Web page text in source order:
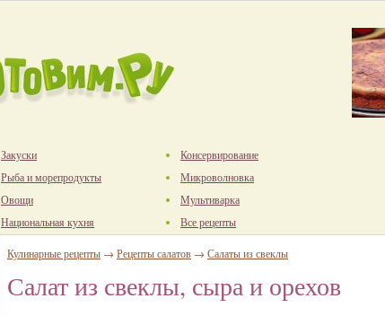
Закуски
Рыба и морепродукты
Овощи
Национальная кухня
Консервирование
Микроволновка
Мультиварка
Все рецепты
Кулинарные рецепты → Рецепты салатов → Салаты из свеклы
Салат из свеклы, сыра и орехов